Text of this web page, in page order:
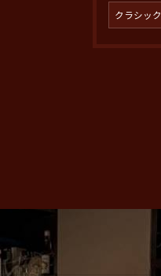
クラシック